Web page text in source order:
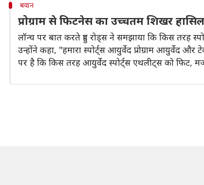
बयान
प्रोग्राम से फिटनेस का उच्चतम शिखर
लॉन्च पर बात करते हुए रोड्स ने समझाया कि किस तरह
उन्होंने कहा, "हमारा स्पोर्ट्स आयुर्वेद प्रोग्राम आयुर्वेद
पर है कि किस तरह आयुर्वेद स्पोर्ट्स एथलीट्स को